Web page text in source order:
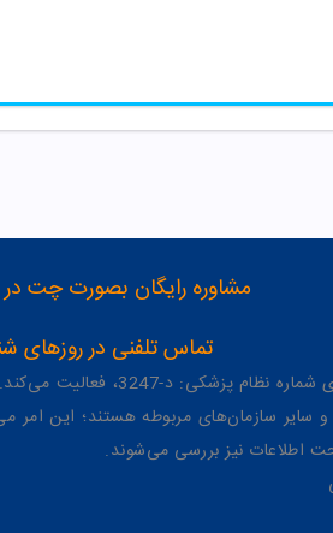
مشاوره رایگان بصورت چت در واتساپ و
تماس تلفنی در روزهای شنبه تا پنج شنبه از 8
د-3247، فعالیت می‌کند. (
سازمان‌های مربوطه هستند؛ این امر
اطلاعات نیز بررسی می‌شوند.